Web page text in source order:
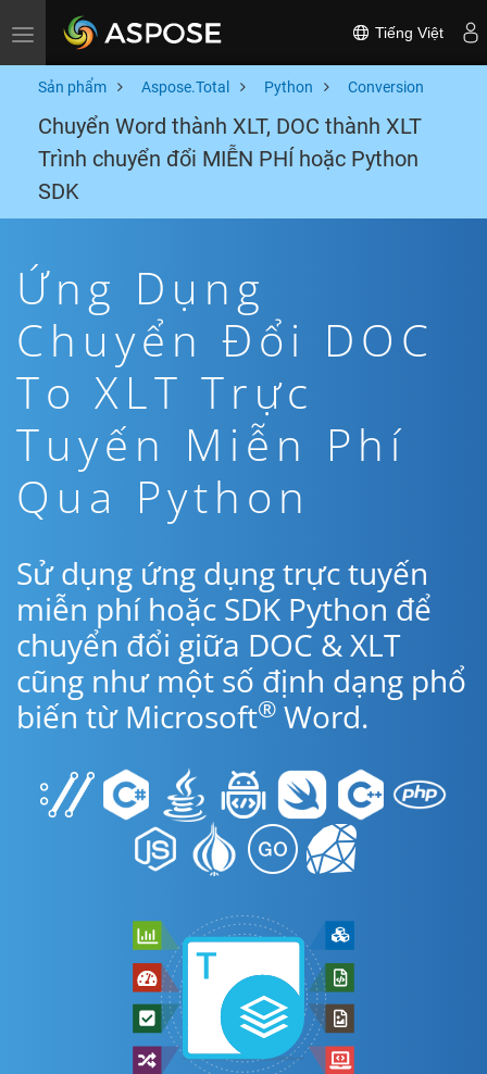
Toggle navigation Tiếng Việt
Sản phẩm Aspose.Total Python Conversion
Chuyển Word thành XLT, DOC thành XLT
Trình chuyển đổi MIỄN PHÍ hoặc Python
SDK
Ứng Dụng
Chuyển Đổi DOC
To XLT Trực
Tuyến Miễn Phí
Qua Python
Sử dụng ứng dụng trực tuyến
miễn phí hoặc SDK Python để
chuyển đổi giữa DOC & XLT
cũng như một số định dạng phổ
biến từ Microsoft® Word.